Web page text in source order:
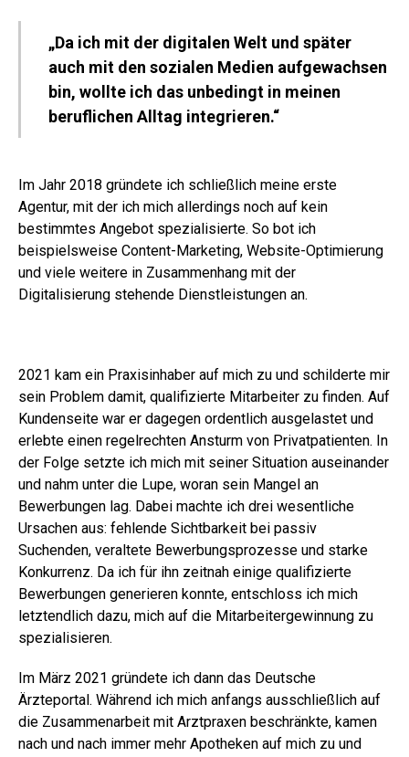
„Da ich mit der digitalen Welt und später
auch mit den sozialen Medien aufgewachsen
bin, wollte ich das unbedingt in meinen
beruflichen Alltag integrieren.“
Im Jahr 2018 gründete ich schließlich meine erste
Agentur, mit der ich mich allerdings noch auf kein
bestimmtes Angebot spezialisierte. So bot ich
beispielsweise Content-Marketing, Website-Optimierung
und viele weitere in Zusammenhang mit der
Digitalisierung stehende Dienstleistungen an.
2021 kam ein Praxisinhaber auf mich zu und schilderte mir
sein Problem damit, qualifizierte Mitarbeiter zu finden. Auf
Kundenseite war er dagegen ordentlich ausgelastet und
erlebte einen regelrechten Ansturm von Privatpatienten. In
der Folge setzte ich mich mit seiner Situation auseinander
und nahm unter die Lupe, woran sein Mangel an
Bewerbungen lag. Dabei machte ich drei wesentliche
Ursachen aus: fehlende Sichtbarkeit bei passiv
Suchenden, veraltete Bewerbungsprozesse und starke
Konkurrenz. Da ich für ihn zeitnah einige qualifizierte
Bewerbungen generieren konnte, entschloss ich mich
letztendlich dazu, mich auf die Mitarbeitergewinnung zu
spezialisieren.
Im März 2021 gründete ich dann das Deutsche
Ärzteportal. Während ich mich anfangs ausschließlich auf
die Zusammenarbeit mit Arztpraxen beschränkte, kamen
nach und nach immer mehr Apotheken auf mich zu und